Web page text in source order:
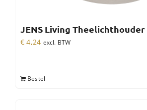
JENS Living Theelichthouder
€ 4,24 excl. BTW
Bestel